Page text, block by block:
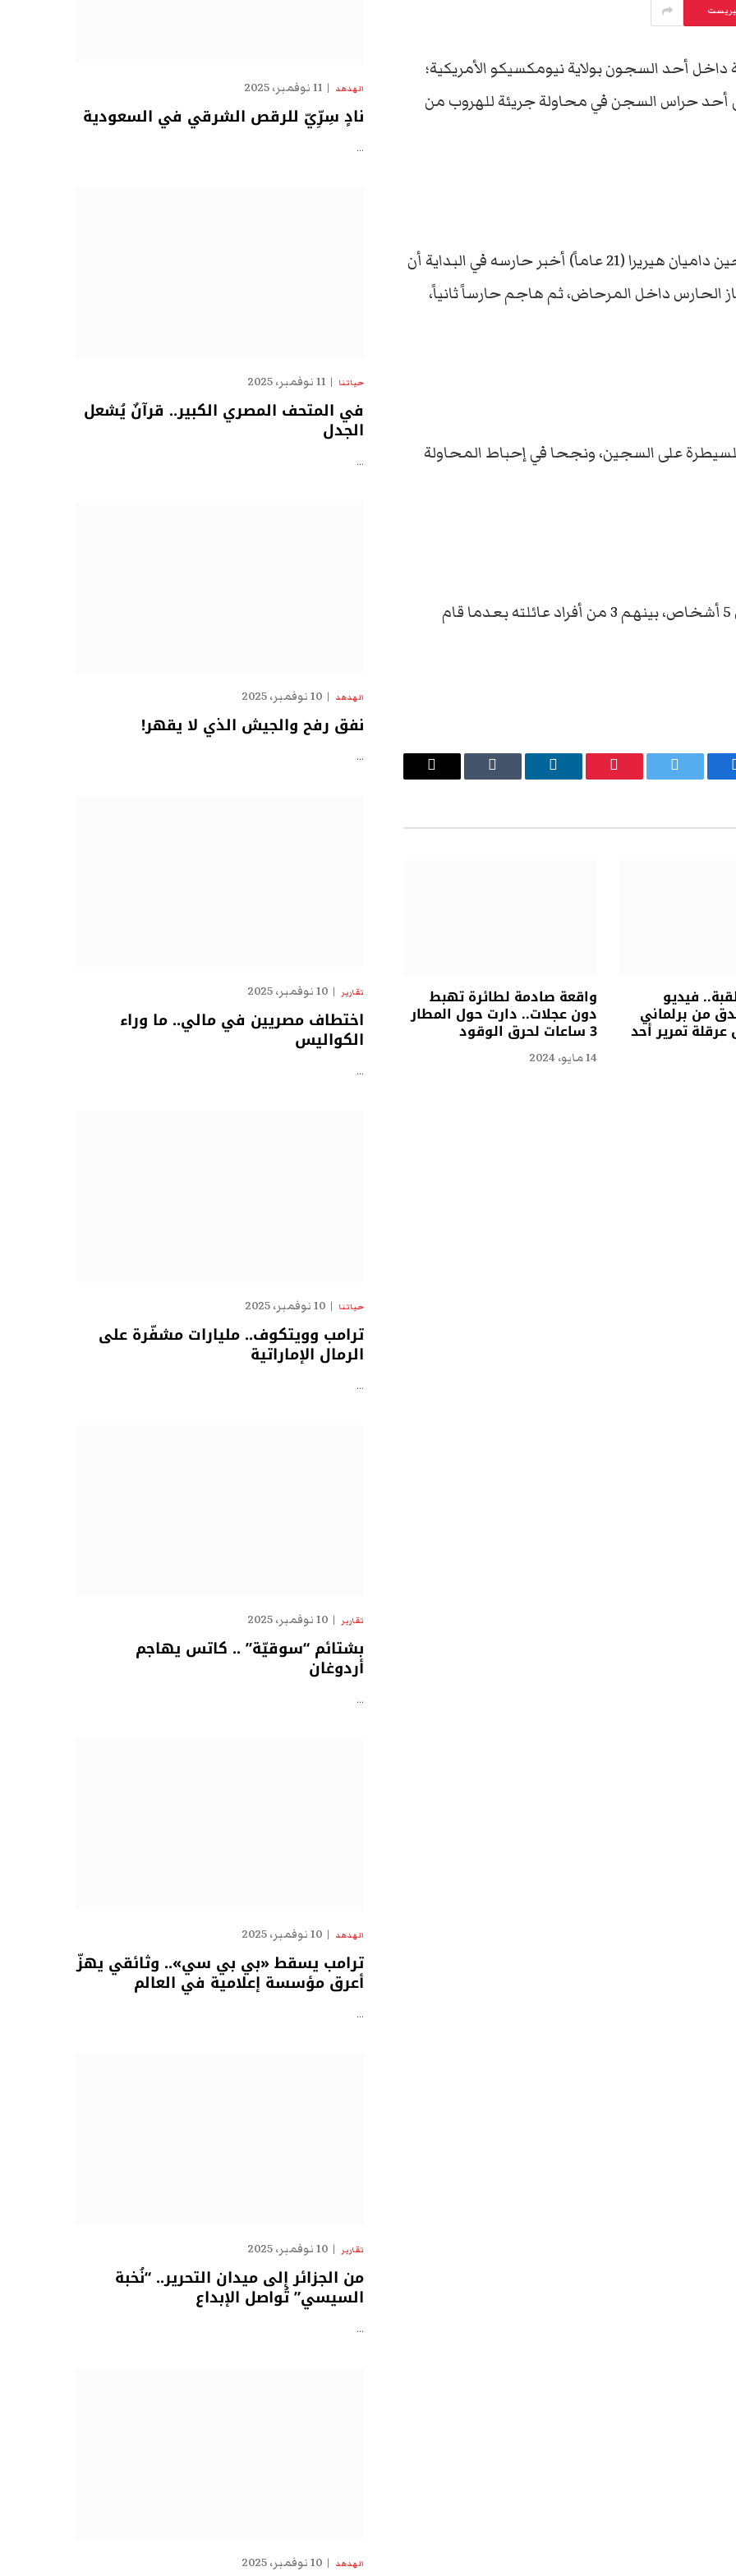
أحد السجون بولاية نيومكسيكو الأمريكية؛
هجومه على أحد حراس السجن في محاولة جريئة للهروب من
ووفقَ صحيفة “ديلي ميل” البريطانية، فإنّ السجين داميان هيريرا (21 عاماً) أخبر حارسه في البداية أن
الحارس داخل المرحاض، ثم هاجم حارساً ثانياً،
على السجين، ونجحا في إحباط المحاولة
ووفقاً للصحيفة؛ فإن المتهم “هيريرا” قام بقتل 5 أشخاص، بينهم 3 من أفراد عائلته بعدما قام
تويتر بينتيريست لينكدإن Tumblr
البريد
فيديو
من برلماني
عرقلة تمرير أحد
واقعة صادمة لطائرة تهبط
دون عجلات.. دارت حول المطار
3 ساعات لحرق الوقود
14 مايو، 2024
الهدهد 11 نوفمبر، 2025
نادٍ سِرِّيّ للرقص الشرقي في السعودية
…
حياتنا 11 نوفمبر، 2025
في المتحف المصري الكبير.. قرآنٌ يُشعل
الجدل
…
الهدهد 10 نوفمبر، 2025
نفق رفح والجيش الذي لا يقهر!
…
تقارير 10 نوفمبر، 2025
اختطاف مصريين في مالي.. ما وراء
الكواليس
…
حياتنا 10 نوفمبر، 2025
ترامب وويتكوف.. مليارات مشفّرة على
الرمال الإماراتية
…
تقارير 10 نوفمبر، 2025
بشتائم “سوقيّة” .. كاتس يهاجم
أردوغان
…
الهدهد 10 نوفمبر، 2025
ترامب يسقط «بي بي سي».. وثائقي يهزّ
أعرق مؤسسة إعلامية في العالم
…
تقارير 10 نوفمبر، 2025
من الجزائر إلى ميدان التحرير.. “نُخبة
السيسي” تُواصل الإبداع
…
الهدهد 10 نوفمبر، 2025